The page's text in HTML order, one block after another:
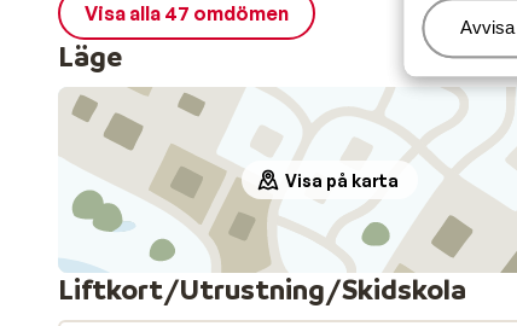
Hantera
Avvisa
Visa alla 47 omdömen
Läge
Visa på karta
Liftkort/Utrustning/Skidskola